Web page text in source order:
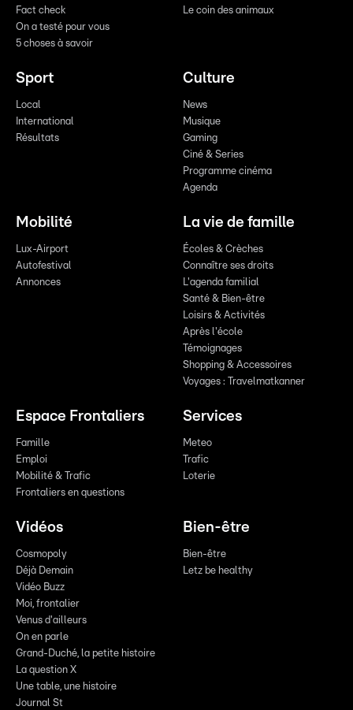
Fact check
On a testé pour vous
5 choses à savoir
Le coin des animaux
Sport
Local
International
Résultats
Culture
News
Musique
Gaming
Ciné & Series
Programme cinéma
Agenda
Mobilité
Lux-Airport
Autofestival
Annonces
La vie de famille
Écoles & Crèches
Connaître ses droits
L'agenda familial
Santé & Bien-être
Loisirs & Activités
Après l'école
Témoignages
Shopping & Accessoires
Voyages : Travelmatkanner
Espace Frontaliers
Famille
Emploi
Mobilité & Trafic
Frontaliers en questions
Services
Meteo
Trafic
Loterie
Vidéos
Cosmopoly
Déjà Demain
Vidéo Buzz
Moi, frontalier
Venus d'ailleurs
On en parle
Grand-Duché, la petite histoire
La question X
Une table, une histoire
Journal St
Bien-être
Bien-être
Letz be healthy